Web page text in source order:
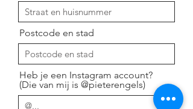
Postcode en stad
Heb je een Instagram account?
(Die van mij is @pieterengels)